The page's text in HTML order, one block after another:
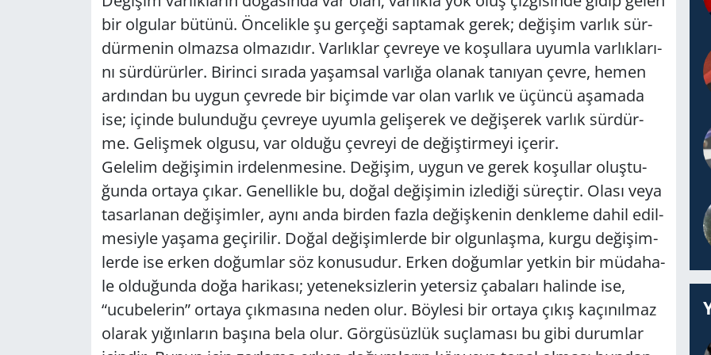
bir ol­gu­lar bü­tü­nü. Ön­ce­lik­le şu ger­çe­ği sap­ta­mak gerek; de­ği­şim var­lık sür­
dür­me­nin ol­maz­sa ol­ma­zı­dır. Var­lık­lar çev­re­ye ve ko­şul­la­ra uyum­la var­lık­la­rı­
nı sür­dü­rür­ler. Bi­rin­ci sı­ra­da ya­şam­sal var­lı­ğa ola­nak ta­nı­yan çevre, hemen
ar­dın­dan bu uygun çev­re­de bir bi­çim­de var olan var­lık ve üçün­cü aşa­ma­da
ise; için­de bu­lun­du­ğu çev­re­ye uyum­la ge­li­şe­rek ve de­ği­şe­rek var­lık sür­dür­
me. Ge­liş­mek ol­gu­su, var ol­du­ğu çev­re­yi de de­ğiş­tir­me­yi içe­rir.
Ge­le­lim de­ği­şi­min ir­de­len­me­si­ne. De­ği­şim, uygun ve gerek ko­şul­lar oluş­tu­
ğun­da or­ta­ya çıkar. Ge­nel­lik­le bu, doğal de­ği­şi­min iz­le­di­ği sü­reç­tir. Olası veya
ta­sar­la­nan de­ği­şim­ler, aynı anda bir­den fazla de­ğiş­ke­nin denk­le­me dahil edil­
me­siy­le ya­şa­ma ge­çi­ri­lir. Doğal de­ği­şim­ler­de bir ol­gun­laş­ma, kurgu de­ği­şim­
ler­de ise erken do­ğum­lar söz ko­nu­su­dur. Erken do­ğum­lar yet­kin bir mü­da­ha­
le ol­du­ğun­da doğa ha­ri­ka­sı; ye­te­nek­siz­le­rin ye­ter­siz ça­ba­la­rı ha­lin­de ise,
“ucu­be­le­rin” or­ta­ya çık­ma­sı­na neden olur. Böy­le­si bir or­ta­ya çıkış ka­çı­nıl­maz
ola­rak yı­ğın­la­rın ba­şı­na bela olur. Gör­gü­süz­lük suç­la­ma­sı bu gibi du­rum­lar
GÜNDEM
HABERDE İNSAN
KÜLTÜR SANAT
MAGAZİN
POLİTİKA
RESMİ İLANLAR